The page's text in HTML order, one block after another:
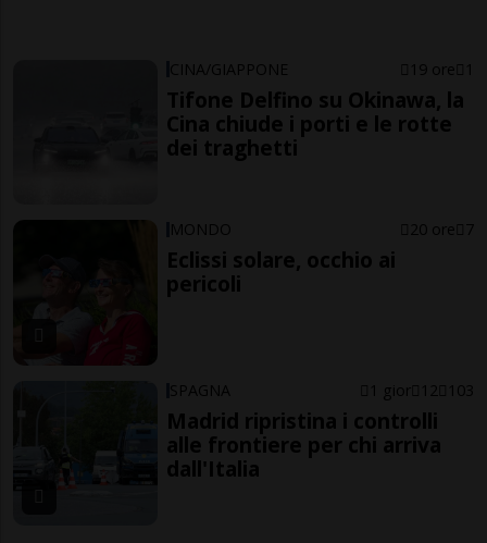
CINA/GIAPPONE 19 ore 1
Tifone Delfino su Okinawa, la
Cina chiude i porti e le rotte
dei traghetti
MONDO 20 ore 7
Eclissi solare, occhio ai
pericoli
SPAGNA 1 gior 12 103
Madrid ripristina i controlli
alle frontiere per chi arriva
dall'Italia